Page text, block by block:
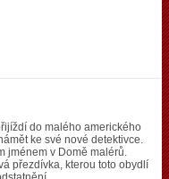
do malého amerického
ke své nové detektivce.
jménem v Domě malérů.
přezdívka, kterou toto obydlí